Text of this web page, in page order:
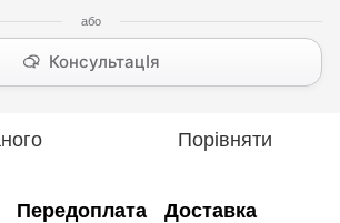
КонсультацІя
Порівняти
Передоплата Доставка